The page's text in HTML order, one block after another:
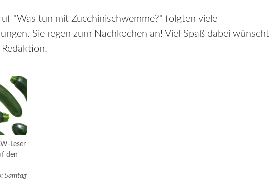
"Was tun mit Zucchinischwemme?" folgten viele
Sie regen zum Nachkochen an! Viel Spaß dabei wünscht
Redaktion!
Leser
den
5amtag